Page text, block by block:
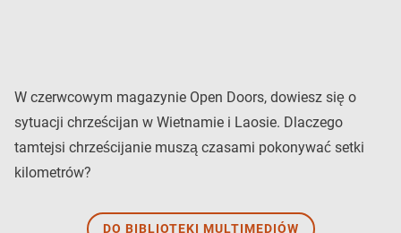
W czerwcowym magazynie Open Doors, dowiesz się o
sytuacji chrześcijan w Wietnamie i Laosie. Dlaczego
tamtejsi chrześcijanie muszą czasami pokonywać setki
kilometrów?
DO BIBLIOTEKI MULTIMEDIÓW